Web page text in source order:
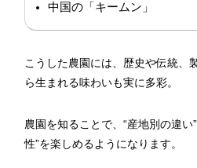
中国の「キームン」
こうした農園には、歴史や伝統、
ら生まれる味わいも実に多彩。
農園を知ることで、“産地別の違い
性”を楽しめるようになります。